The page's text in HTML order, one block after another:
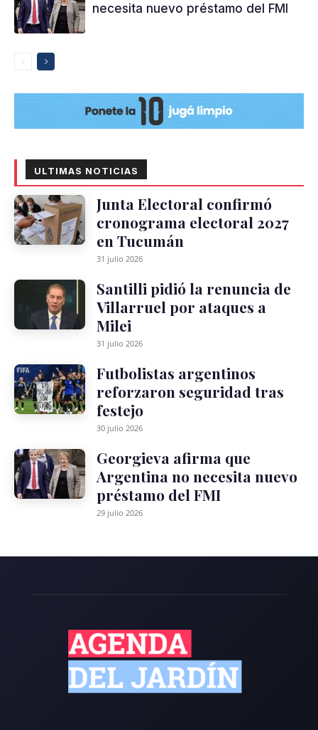
necesita nuevo préstamo del FMI
ULTIMAS NOTICIAS
Junta Electoral confirmó
cronograma electoral 2027
en Tucumán
31 julio 2026
Santilli pidió la renuncia de
Villarruel por ataques a
Milei
31 julio 2026
Futbolistas argentinos
reforzaron seguridad tras
festejo
30 julio 2026
Georgieva afirma que
Argentina no necesita nuevo
préstamo del FMI
29 julio 2026